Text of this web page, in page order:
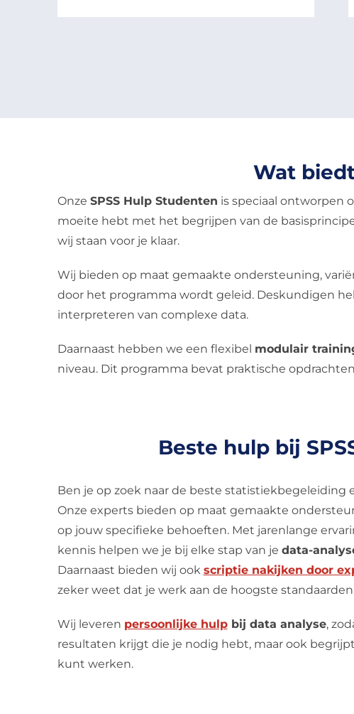
Wat
Onze SPSS Hulp Studenten is speciaal ontworpen
moeite hebt met het begrijpen van de
wij staan voor je klaar.
Wij bieden op maat gemaakte ondersteuning,
door het programma wordt geleid. Deskundigen
interpreteren van complexe data.
Daarnaast hebben we een flexibel modulair
niveau. Dit programma bevat praktische
Beste hulp bij
Ben je op zoek naar de beste statistiekbegeleiding
Onze experts bieden op maat gemaakte
op jouw specifieke behoeften. Met jarenlange
kennis helpen we je bij elke stap van je data-
Daarnaast bieden wij ook scriptie nakijken door
zeker weet dat je werk aan de hoogste
Wij leveren persoonlijke hulpbij data analyse,
resultaten krijgt die je nodig hebt, maar ook
kunt werken.